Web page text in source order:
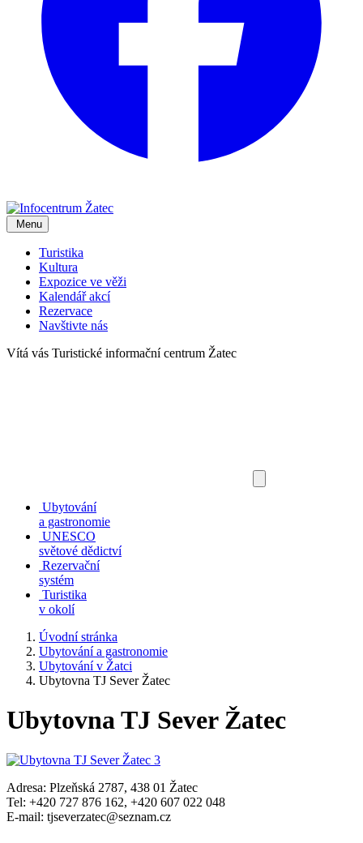
Menu
Turistika
Kultura
Expozice ve věži
Kalendář akcí
Rezervace
Navštivte nás
Vítá vás Turistické informační centrum Žatec
Ubytování
a gastronomie
UNESCO
světové dědictví
Rezervační
systém
Turistika
v okolí
Úvodní stránka
Ubytování a gastronomie
Ubytování v Žatci
Ubytovna TJ Sever Žatec
Ubytovna TJ Sever Žatec
Adresa: Plzeňská 2787, 438 01 Žatec
Tel: +420 727 876 162, +420 607 022 048
E-mail: tjseverzatec@seznam.cz